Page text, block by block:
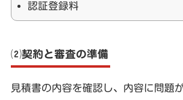
認証登録料
⑵契約と審査の準備
見積書の内容を確認し、内容に問題